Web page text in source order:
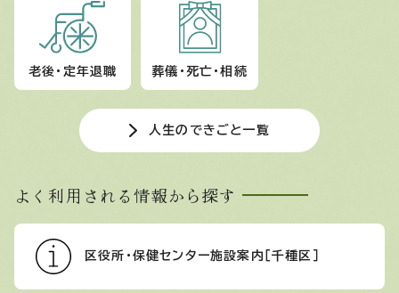
老後・定年退職 葬儀・死亡・相続
人生のできごと一覧
よく利用される情報から探す
区役所・保健センター施設案内［千種区］